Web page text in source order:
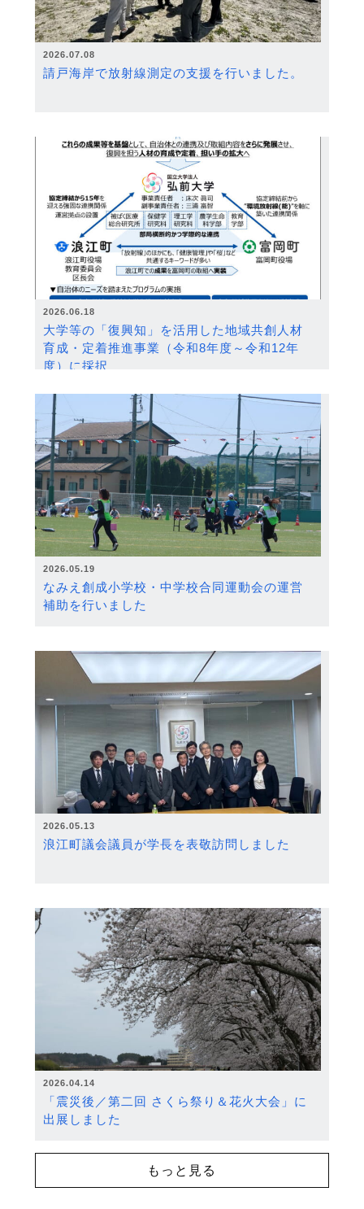
2026.07.08
請戸海岸で放射線測定の支援を行いました。
2026.06.18
大学等の「復興知」を活用した地域共創人材
育成・定着推進事業（令和8年度～令和12年
度）に採択
2026.05.19
なみえ創成小学校・中学校合同運動会の運営
補助を行いました
2026.05.13
浪江町議会議員が学長を表敬訪問しました
2026.04.14
「震災後／第二回 さくら祭り＆花火大会」に
出展しました
もっと見る